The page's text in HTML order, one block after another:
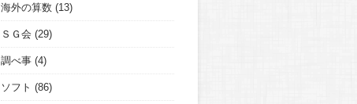
海外の算数 (13)
ＳＧ会 (29)
調べ事 (4)
ソフト (86)